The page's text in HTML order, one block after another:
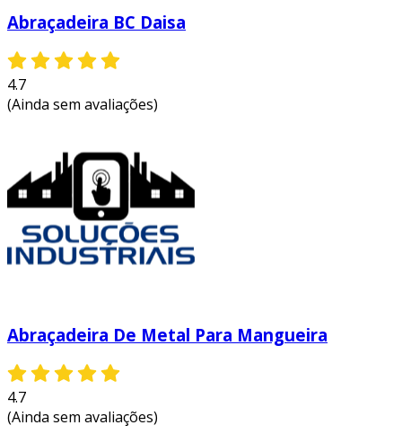
Abraçadeira BC Daisa
4.7
(Ainda sem avaliações)
Abraçadeira De Metal Para Mangueira
4.7
(Ainda sem avaliações)